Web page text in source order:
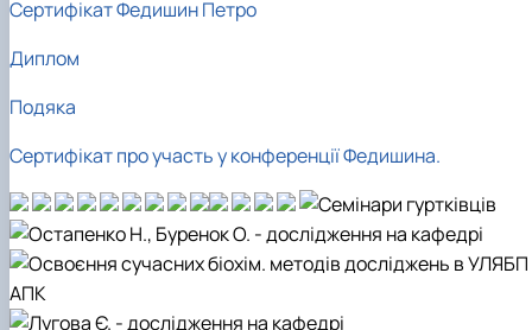
Сертифікат Федишин Петро
Диплом
Подяка
Сертифікат про участь у конференції Федишина.